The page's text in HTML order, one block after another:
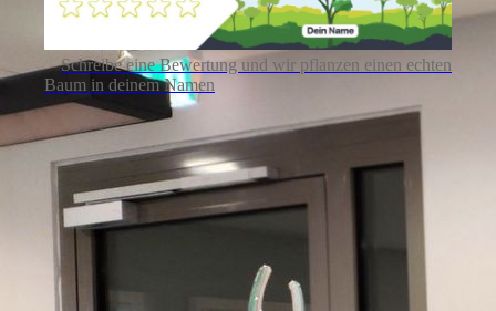
Schreibe eine Bewertung und wir pflanzen einen echten
Baum in deinem Namen